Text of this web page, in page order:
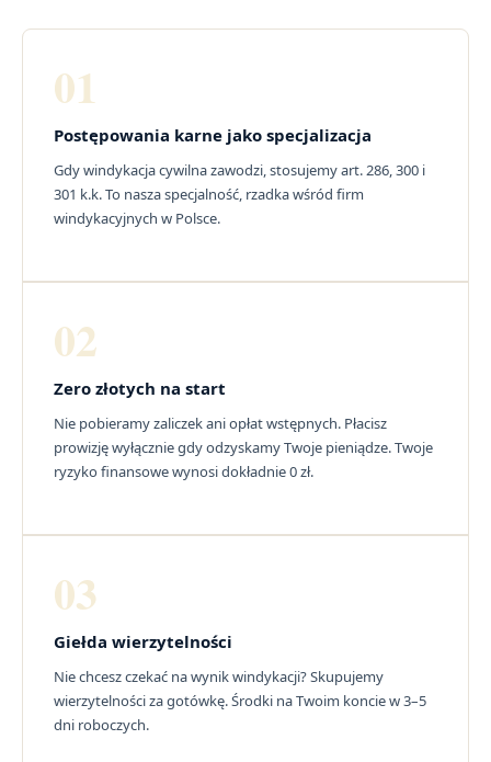
01
Postępowania karne jako specjalizacja
Gdy windykacja cywilna zawodzi, stosujemy art. 286, 300 i
301 k.k. To nasza specjalność, rzadka wśród firm
windykacyjnych w Polsce.
02
Zero złotych na start
Nie pobieramy zaliczek ani opłat wstępnych. Płacisz
prowizję wyłącznie gdy odzyskamy Twoje pieniądze. Twoje
ryzyko finansowe wynosi dokładnie 0 zł.
03
Giełda wierzytelności
Nie chcesz czekać na wynik windykacji? Skupujemy
wierzytelności za gotówkę. Środki na Twoim koncie w 3–5
dni roboczych.